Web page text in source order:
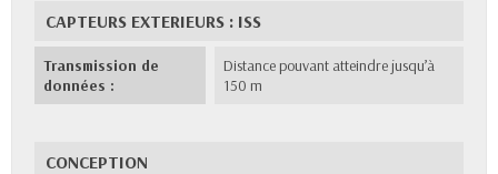
CAPTEURS EXTERIEURS : ISS
Transmission de
données :
Distance pouvant atteindre jusqu’à
150 m
CONCEPTION